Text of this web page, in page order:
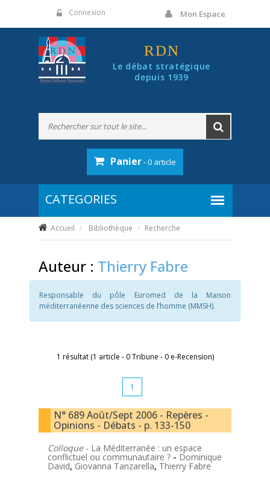
Connexion Mon Espace
RDN
Le débat stratégique
depuis 1939
Panier- 0 article
Accueil Bibliothèque Recherche
Auteur : Thierry Fabre
Responsable du pôle Euromed de la Maison
méditerranéenne des sciences de l’homme (MMSH).
1 résultat (1 article - 0 Tribune - 0 e-Recension)
1
N° 689 Août/Sept 2006 - Repères -
Opinions - Débats - p. 133-150
Colloque - La Méditerranée : un espace
conflictuel ou communautaire ? - Dominique
David, Giovanna Tanzarella, Thierry Fabre